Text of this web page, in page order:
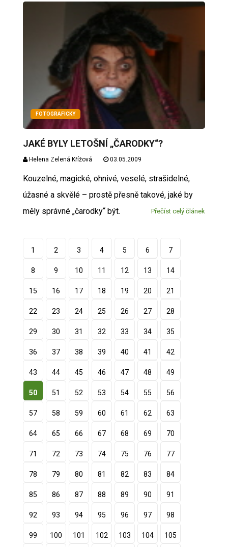
FOTOGRAFICKY
JAKÉ BYLY LETOŠNÍ „ČARODKY“?
Helena Zelená Křížová 03.05.2009
Kouzelné, magické, ohnivé, veselé, strašidelné,
úžasné a skvělé – prostě přesně takové, jaké by
měly správné „čarodky“ být.
Přečíst celý článek
1 2 3 4 5 6 7
8 9 10 11 12 13 14
15 16 17 18 19 20 21
22 23 24 25 26 27 28
29 30 31 32 33 34 35
36 37 38 39 40 41 42
43 44 45 46 47 48 49
50 51 52 53 54 55 56
57 58 59 60 61 62 63
64 65 66 67 68 69 70
71 72 73 74 75 76 77
78 79 80 81 82 83 84
85 86 87 88 89 90 91
92 93 94 95 96 97 98
99 100 101 102 103 104 105